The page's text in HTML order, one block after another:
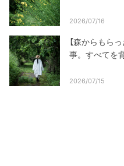
2026/07/16
【森からもら
事。すべてを
2026/07/15